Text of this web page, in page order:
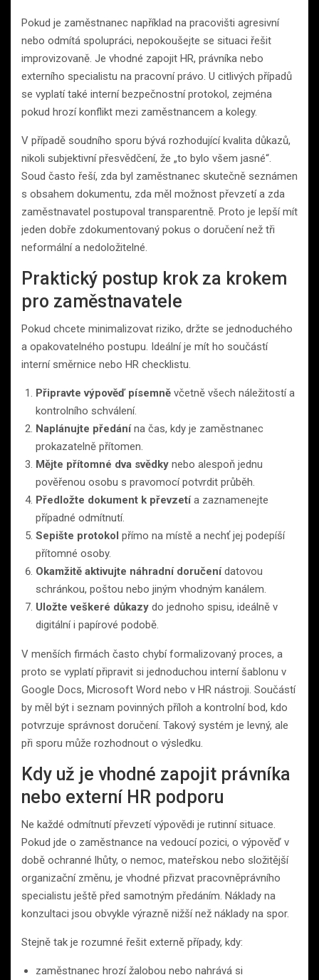
Pokud je zaměstnanec například na pracovišti agresivní
nebo odmítá spolupráci, nepokoušejte se situaci řešit
improvizovaně. Je vhodné zapojit HR, právníka nebo
externího specialistu na pracovní právo. U citlivých případů
se vyplatí také interní bezpečnostní protokol, zejména
pokud hrozí konflikt mezi zaměstnancem a kolegy.
V případě soudního sporu bývá rozhodující kvalita důkazů,
nikoli subjektivní přesvědčení, že „to bylo všem jasné“.
Soud často řeší, zda byl zaměstnanec skutečně seznámen
s obsahem dokumentu, zda měl možnost převzetí a zda
zaměstnavatel postupoval transparentně. Proto je lepší mít
jeden dobře zdokumentovaný pokus o doručení než tři
neformální a nedoložitelné.
Praktický postup krok za krokem
pro zaměstnavatele
Pokud chcete minimalizovat riziko, držte se jednoduchého
a opakovatelného postupu. Ideální je mít ho součástí
interní směrnice nebo HR checklistu.
Připravte výpověď písemně včetně všech náležitostí a
kontrolního schválení.
Naplánujte předánína čas, kdy je zaměstnanec
prokazatelně přítomen.
Mějte přítomné dva svědky nebo alespoň jednu
pověřenou osobu s pravomocí potvrdit průběh.
Předložte dokument k převzetía zaznamenejte
případné odmítnutí.
Sepište protokol přímo na místě a nechť jej podepíší
přítomné osoby.
Okamžitě aktivujte náhradní doručenídatovou
schránkou, poštou nebo jiným vhodným kanálem.
Uložte veškeré důkazy do jednoho spisu, ideálně v
digitální i papírové podobě.
V menších firmách často chybí formalizovaný proces, a
proto se vyplatí připravit si jednoduchou interní šablonu v
Google Docs, Microsoft Word nebo v HR nástroji. Součástí
by měl být i seznam povinných příloh a kontrolní bod, kdo
potvrzuje správnost doručení. Takový systém je levný, ale
při sporu může rozhodnout o výsledku.
Kdy už je vhodné zapojit právníka
nebo externí HR podporu
Ne každé odmítnutí převzetí výpovědi je rutinní situace.
Pokud jde o zaměstnance na vedoucí pozici, o výpověď v
době ochranné lhůty, o nemoc, mateřskou nebo složitější
organizační změnu, je vhodné přizvat pracovněprávního
specialistu ještě před samotným předáním. Náklady na
konzultaci jsou obvykle výrazně nižší než náklady na spor.
Stejně tak je rozumné řešit externě případy, kdy:
zaměstnanec hrozí žalobou nebo nahrává si